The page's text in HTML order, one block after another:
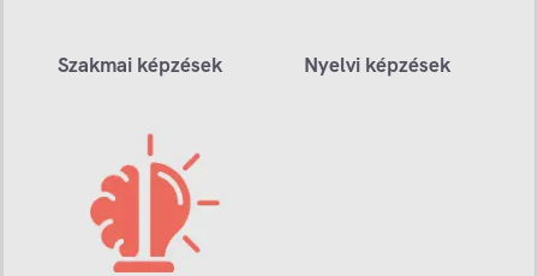
Szakmai képzések Nyelvi képzések